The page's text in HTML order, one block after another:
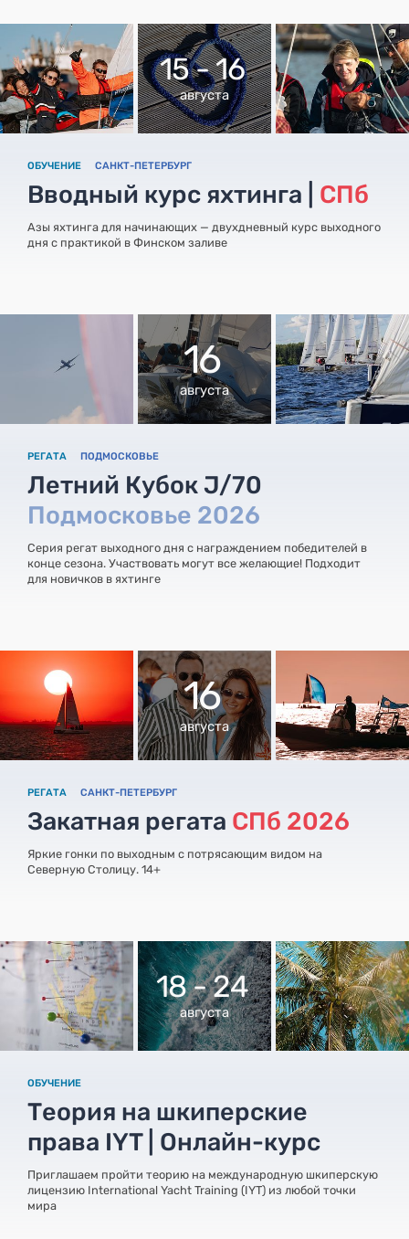
15 - 16
августа
ОБУЧЕНИЕ САНКТ-ПЕТЕРБУРГ
Вводный курс яхтинга | СПб
Азы яхтинга для начинающих — двухдневный курс выходного
дня с практикой в Финском заливе
16
августа
РЕГАТА ПОДМОСКОВЬЕ
Летний Кубок J/70
Подмосковье 2026
Серия регат выходного дня с награждением победителей в
конце сезона. Участвовать могут все желающие! Подходит
для новичков в яхтинге
16
августа
РЕГАТА САНКТ-ПЕТЕРБУРГ
Закатная регата СПб 2026
Яркие гонки по выходным с потрясающим видом на
Северную Столицу. 14+
18 - 24
августа
ОБУЧЕНИЕ
Теория на шкиперские
права IYT | Онлайн-курс
Приглашаем пройти теорию на международную шкиперскую
лицензию International Yacht Training (IYT) из любой точки
мира